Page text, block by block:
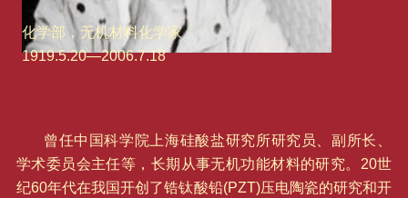
化学部，无机材料化学家
1919.5.20—2006.7.18
曾任中国科学院上海硅酸盐研究所研究员、副所长、
学术委员会主任等，长期从事无机功能材料的研究。20世
纪60年代在我国开创了锆钛酸铅(PZT)压电陶瓷的研究和开